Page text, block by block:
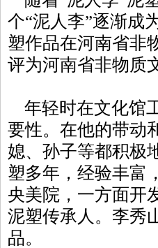
个“泥人李”逐渐成
塑作品在河南省非
评为河南省非物质
年轻时在文化馆
要性。在他的带动
媳、孙子等都积极
塑多年，经验丰富
央美院，一方面开
泥塑传承人。李秀
品。